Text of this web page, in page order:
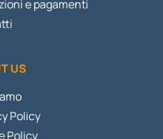
e pagamenti
US
Policy
Policy